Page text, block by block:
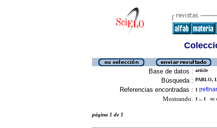
Base de datos : article
Búsqueda : PABLO,
Referencias encontradas : 1 [refinar
Mostrando: 1 .. 1 en
página 1 de 1